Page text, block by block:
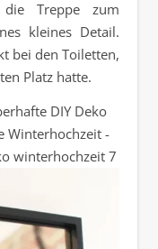
Treppe zum
kleines Detail.
bei den Toiletten,
Platz hatte.